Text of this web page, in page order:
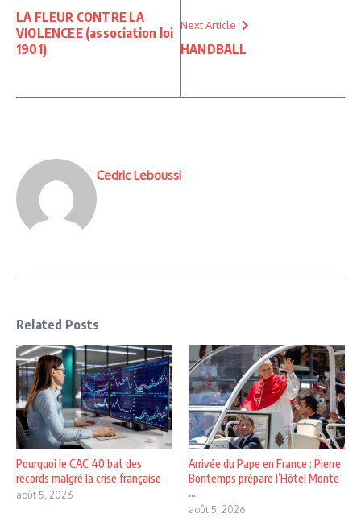
LA FLEUR CONTRE LA
VIOLENCEE (association loi
1901)
Next Article
HANDBALL
Cedric Leboussi
Related Posts
Pourquoi le CAC 40 bat des
records malgré la crise française
août 5, 2026
Arrivée du Pape en France : Pierre
Bontemps prépare l’Hôtel Monte
...
août 5, 2026